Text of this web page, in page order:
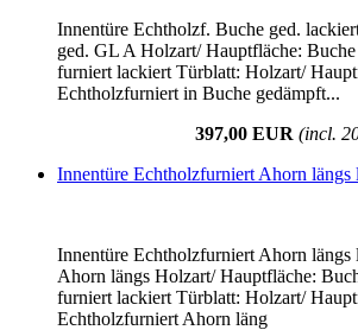
Innentüre Echtholzf. Buche ged.
ged. GL A Holzart/ Hauptfläche:
furniert lackiert Türblatt: Holzart/
Echtholzfurniert in Buche gedämpft...
397,00 EUR (incl.
Innentüre Echtholzfurniert Ahorn längs
Innentüre Echtholzfurniert Ahorn längs
Ahorn längs Holzart/ Hauptfläche:
furniert lackiert Türblatt: Holzart/
Echtholzfurniert Ahorn läng